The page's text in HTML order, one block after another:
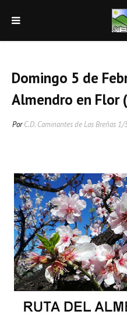
Domingo 5 de
Almendro en Flor
Por C.D. Caminantes de Las Breñas 1/